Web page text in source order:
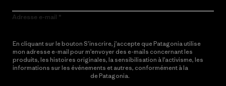
Adresse e-mail
En cliquant sur le bouton S’inscrire, j’accepte que Patagonia utilise
mon adresse e-mail pour m’envoyer des e-mails concernant les
produits, les histoires originales, la sensibilisation à l’activisme, les
informations sur les événements et autres, conformément à la
de Patagonia.